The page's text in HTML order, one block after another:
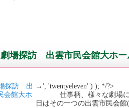
劇場探訪 出雲市民会館大ホー
→', 'twentyeleven' ) ); */?>
仕事柄、様々な劇場にお
日はその一つの出雲市民会